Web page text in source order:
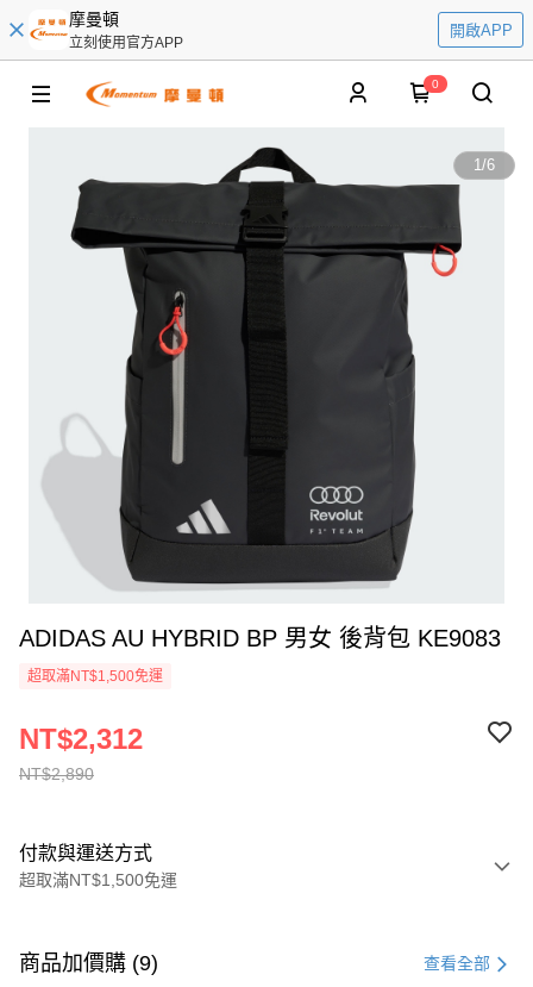
摩曼頓
立刻使用官方APP
開啟APP
0
1/6
ADIDAS AU HYBRID BP 男女 後背包 KE9083
超取滿NT$1,500免運
NT$2,890
NT$2,312
付款與運送方式
超取滿NT$1,500免運
信用卡一次付款
商品加價購 (9) 查看全部